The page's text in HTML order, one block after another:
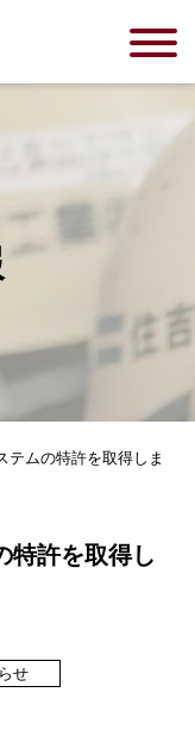
テムの特許を取得しま
特許を取得し
せ